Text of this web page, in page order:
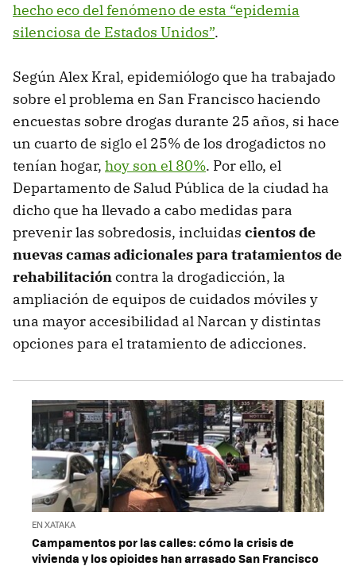
hecho eco del fenómeno de esta “epidemia
silenciosa de Estados Unidos”.
Según Alex Kral, epidemiólogo que ha trabajado
sobre el problema en San Francisco haciendo
encuestas sobre drogas durante 25 años, si hace
un cuarto de siglo el 25% de los drogadictos no
tenían hogar, hoy son el 80%. Por ello, el
Departamento de Salud Pública de la ciudad ha
dicho que ha llevado a cabo medidas para
prevenir las sobredosis, incluidas cientos de
nuevas camas adicionales para tratamientos de
rehabilitacióncontra la drogadicción, la
ampliación de equipos de cuidados móviles y
una mayor accesibilidad al Narcan y distintas
opciones para el tratamiento de adicciones.
EN XATAKA
Campamentos por las calles: cómo la crisis de
vivienda y los opioides han arrasado San Francisco